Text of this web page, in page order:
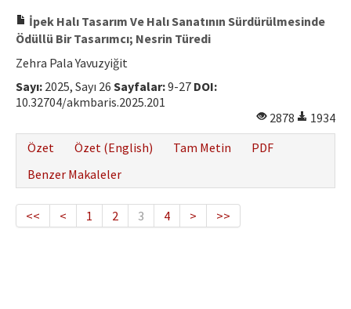
İpek Halı Tasarım Ve Halı Sanatının Sürdürülmesinde
Ödüllü Bir Tasarımcı; Nesrin Türedi
Zehra Pala Yavuzyiğit
Sayı: 2025, Sayı 26 Sayfalar:9-27 DOI:
10.32704/akmbaris.2025.201
2878
1934
Özet
Özet (English) Tam Metin
PDF
Benzer Makaleler
<< < 1 2 3 4 > >>